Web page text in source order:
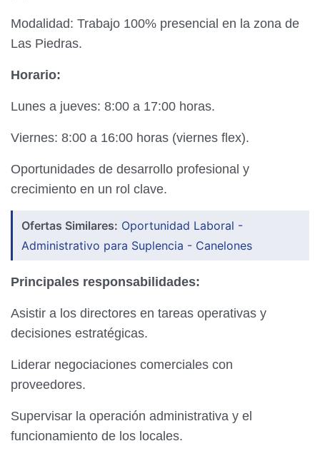
Modalidad: Trabajo 100% presencial en la zona de
Las Piedras.
Horario:
Lunes a jueves: 8:00 a 17:00 horas.
Viernes: 8:00 a 16:00 horas (viernes flex).
Oportunidades de desarrollo profesional y
crecimiento en un rol clave.
Ofertas Similares: Oportunidad Laboral -
Administrativo para Suplencia - Canelones
Principales responsabilidades:
Asistir a los directores en tareas operativas y
decisiones estratégicas.
Liderar negociaciones comerciales con
proveedores.
Supervisar la operación administrativa y el
funcionamiento de los locales.